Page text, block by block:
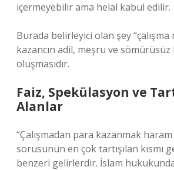
içermeyebilir ama helal kabul edilir.
Burada belirleyici olan şey “çalışma
kazancın adil, meşru ve
oluşmasıdır.
Faiz, Spekülasyon ve
Alanlar
“Çalışmadan para kazanmak haram
sorusunun en çok tartışılan kısmı
benzeri gelirlerdir. İslam